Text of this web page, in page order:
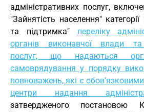
адміністративних послуг,
"Зайнятість населення"
та підтримка" переліку
органів виконавчої влади та
послуг, що надаються
самоврядування у порядку
повноважень, які є
центри надання
затвердженого постановою